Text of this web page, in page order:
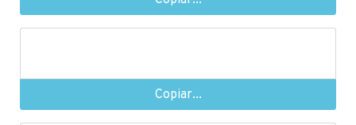
Copiar...